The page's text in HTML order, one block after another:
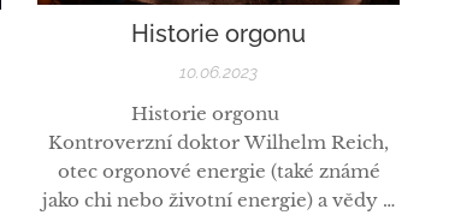
Historie orgonu
10.06.2023
Historie orgonu 💎
Kontroverzní doktor Wilhelm Reich,
otec orgonové energie (také známé
jako chi nebo životní energie) a vědy o